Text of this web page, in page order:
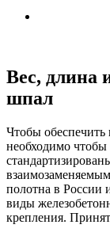
Вес, длина
шпал
Чтобы обеспечить
необходимо чтобы
полотна в России
виды
крепления.